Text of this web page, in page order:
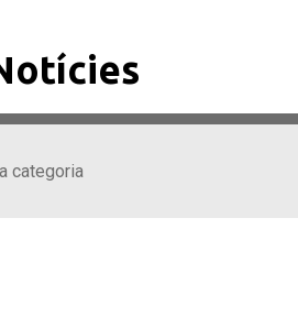
categoria